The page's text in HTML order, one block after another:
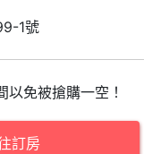
1號
免被搶購一空！
訂房